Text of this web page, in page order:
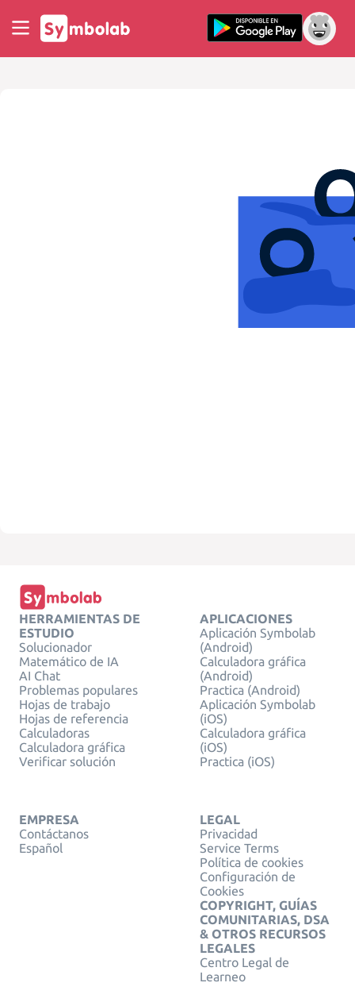
HERRAMIENTAS DE
ESTUDIO
Solucionador
Matemático de IA
AI Chat
Problemas populares
Hojas de trabajo
Hojas de referencia
Calculadoras
Calculadora gráfica
Verificar solución
APLICACIONES
Aplicación Symbolab
(Android)
Calculadora gráfica
(Android)
Practica (Android)
Aplicación Symbolab
(iOS)
Calculadora gráfica
(iOS)
Practica (iOS)
EMPRESA
Contáctanos
Español
LEGAL
Privacidad
Service Terms
Política de cookies
Configuración de
Cookies
COPYRIGHT, GUÍAS
COMUNITARIAS, DSA
& OTROS RECURSOS
LEGALES
Centro Legal de
Learneo